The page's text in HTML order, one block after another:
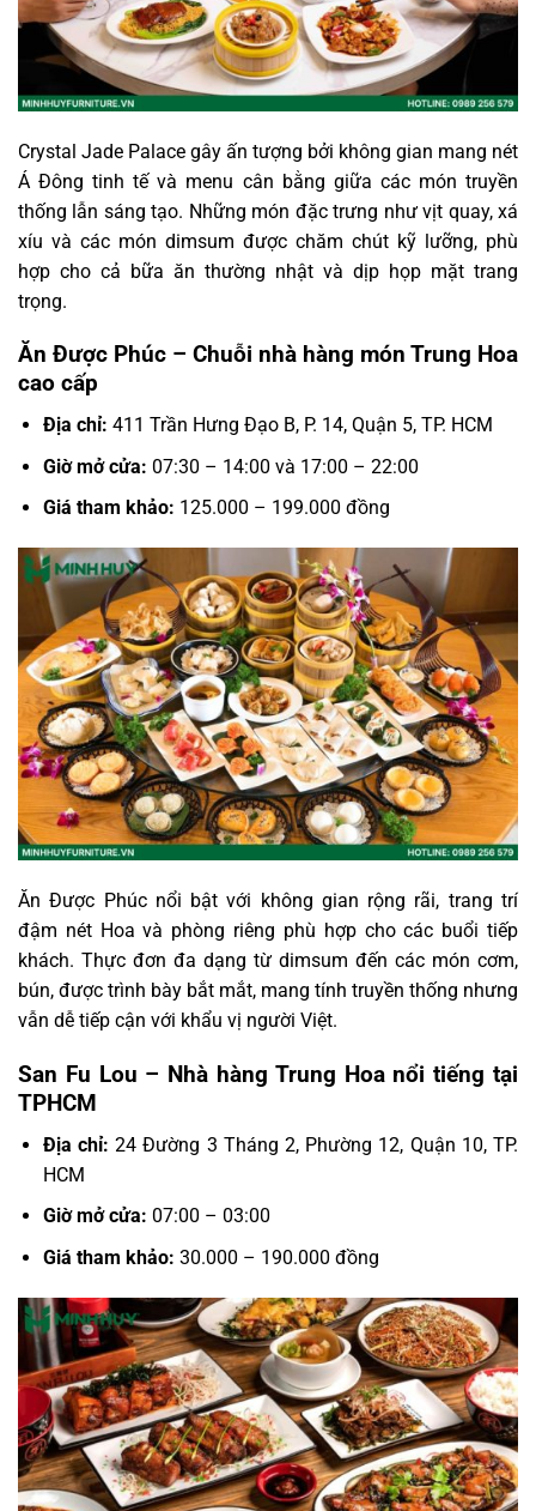
Crystal Jade Palace gây ấn tượng bởi không gian mang nét
Á Đông tinh tế và menu cân bằng giữa các món truyền
thống lẫn sáng tạo. Những món đặc trưng như vịt quay, xá
xíu và các món dimsum được chăm chút kỹ lưỡng, phù
hợp cho cả bữa ăn thường nhật và dịp họp mặt trang
trọng.
Ăn Được Phúc – Chuỗi nhà hàng món Trung Hoa
cao cấp
Địa chỉ: 411 Trần Hưng Đạo B, P. 14, Quận 5, TP. HCM
Giờ mở cửa: 07:30 – 14:00 và 17:00 – 22:00
Giá tham khảo: 125.000 – 199.000 đồng
Ăn Được Phúc nổi bật với không gian rộng rãi, trang trí
đậm nét Hoa và phòng riêng phù hợp cho các buổi tiếp
khách. Thực đơn đa dạng từ dimsum đến các món cơm,
bún, được trình bày bắt mắt, mang tính truyền thống nhưng
vẫn dễ tiếp cận với khẩu vị người Việt.
San Fu Lou – Nhà hàng Trung Hoa nổi tiếng tại
TPHCM
Địa chỉ: 24 Đường 3 Tháng 2, Phường 12, Quận 10, TP.
HCM
Giờ mở cửa: 07:00 – 03:00
Giá tham khảo: 30.000 – 190.000 đồng